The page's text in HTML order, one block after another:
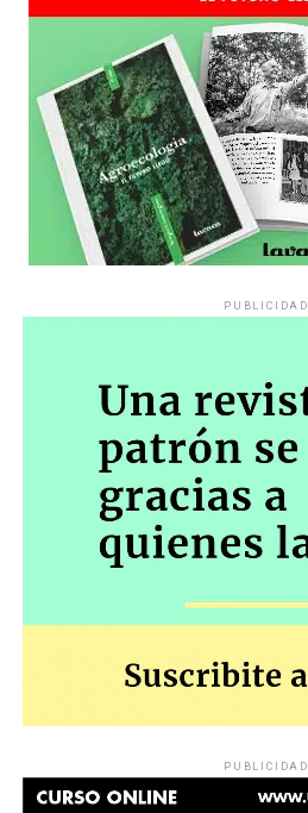
PUBLICIDAD
PUBLICIDAD